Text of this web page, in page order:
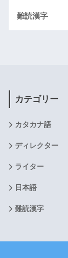
難読漢字
カテゴリー
カタカナ語
ディレクター
ライター
日本語
難読漢字